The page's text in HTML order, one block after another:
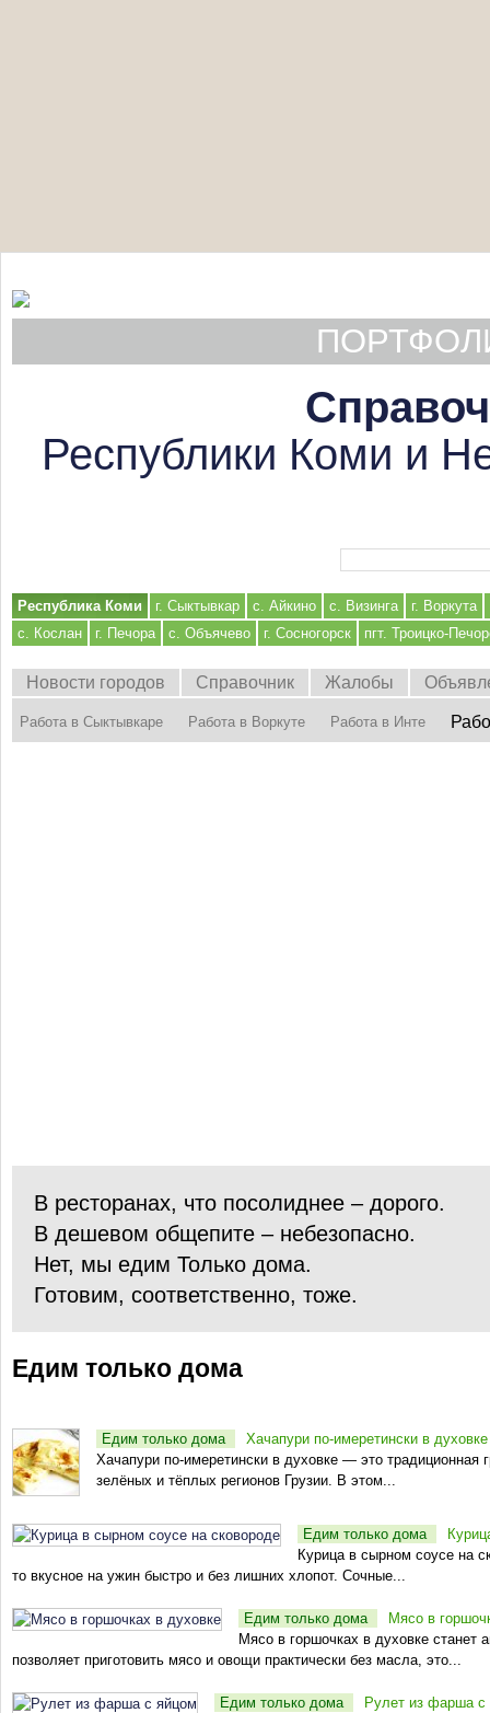
Республики Коми и
Республика Коми г. Сыктывкар с. Айкино с. Визинга
г. Воркута
с. Кослан
г. Печора с. Объячево г. Сосногорск пгт. Троицко-
Новости городов Справочник Жалобы
Работа в Сыктывкаре Работа в Воркуте Работа в Инте
В ресторанах, что посолиднее – дорого.
В дешевом общепите – небезопасно.
Нет, мы едим Только дома.
Готовим, соответственно, тоже.
Едим только дома
Едим только дома
Хачапури по-имеретински в духовке
Хачапури по-имеретински в духовке — это
зелёных и тёплых регионов Грузии. В этом...
Едим только дома
Курица в сырном соусе на
то вкусное на ужин быстро и без лишних хлопот. Сочные...
Едим только дома
Мясо в
Мясо в горшочках в духовке станет
позволяет приготовить мясо и овощи практически без масла, это...
Едим только дома
Рулет из фарша с